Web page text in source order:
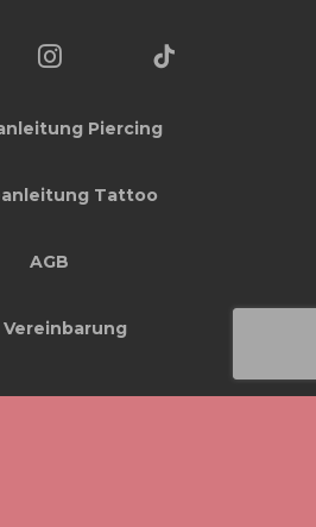
Piercing
Tattoo
AGB
Vereinbarung